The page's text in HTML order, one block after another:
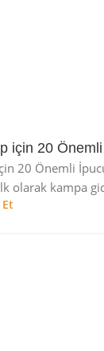
için 20
20 Önemli
olarak kampa